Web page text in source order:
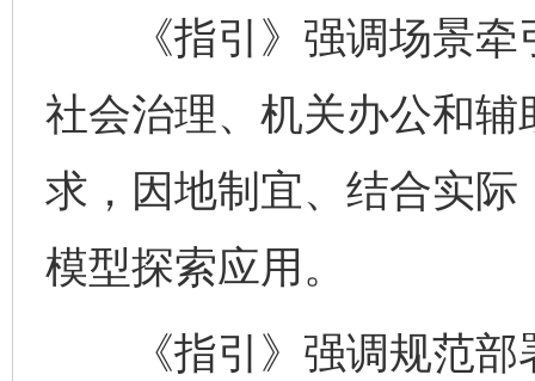
《指引》强调场景牵
社会治理、机关办公和
求，因地制宜、结合实
模型探索应用。
《指引》强调规范部